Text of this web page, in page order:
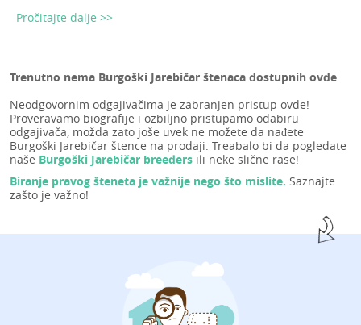
Pročitajte dalje >>
Trenutno nema Burgoški Jarebičar štenaca dostupnih ovde
Neodgovornim odgajivačima je zabranjen pristup ovde!
Proveravamo biografije i ozbiljno pristupamo odabiru
odgajivača, možda zato joše uvek ne možete da nađete
Burgoški Jarebičar štence na prodaji. Treabalo bi da pogledate
naše Burgoški Jarebičar breeders ili neke slične rase!
Biranje pravog šteneta je važnije nego što mislite. Saznajte
zašto je važno!